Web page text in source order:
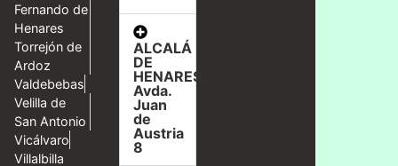
Fernando de
Henares
Torrejón de
Ardoz
Valdebebas
Velilla de
San Antonio
Vicálvaro
Villalbilla
ALCALÁ
DE
HENARES,
Avda.
Juan
de
Austria
8